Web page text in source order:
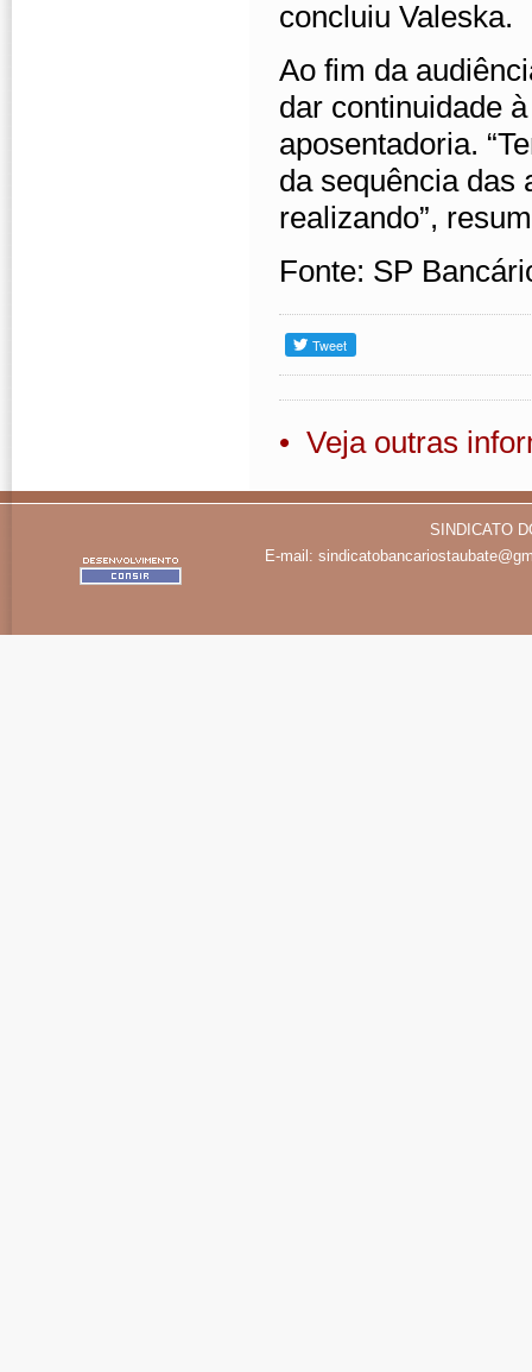
concluiu Valeska.
Ao fim da
dar continuidade
aposentadoria.
da sequência das
realizando”,
Fonte: SP
• Veja outras
SINDICATO
E-mail: